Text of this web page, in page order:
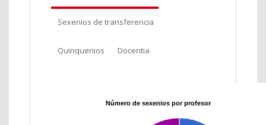
Sexenios de transferencia
Quinquenios Docentia
Número de sexenios por profesor